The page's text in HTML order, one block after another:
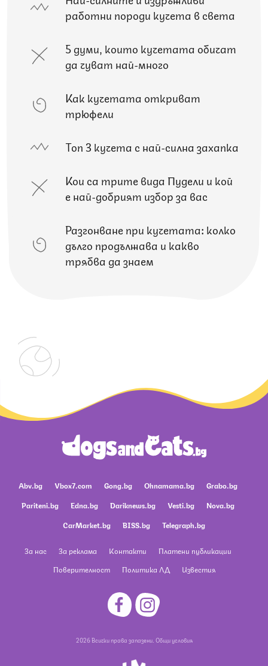
работни породи кучета в света
5 думи, които кучетата обичат
да чуват най-много
Как кучетата откриват
трюфели
Топ 3 кучета с най-силна захапка
Кои са трите вида Пудели и кой
е най-добрият избор за вас
Разгонване при кучетата: колко
дълго продължава и какво
трябва да знаем
Abv.bg Vbox7.com Gong.bg Ohnamama.bg
Grabo.bg
Pariteni.bg
Edna.bg Dariknews.bg Vesti.bg
Nova.bg
CarMarket.bg
BISS.bg Telegraph.bg
За нас За реклама Контакти
Платени публикации
Поверителност
Политика ЛД Известия
2026 Всички права запазени. Общи условия